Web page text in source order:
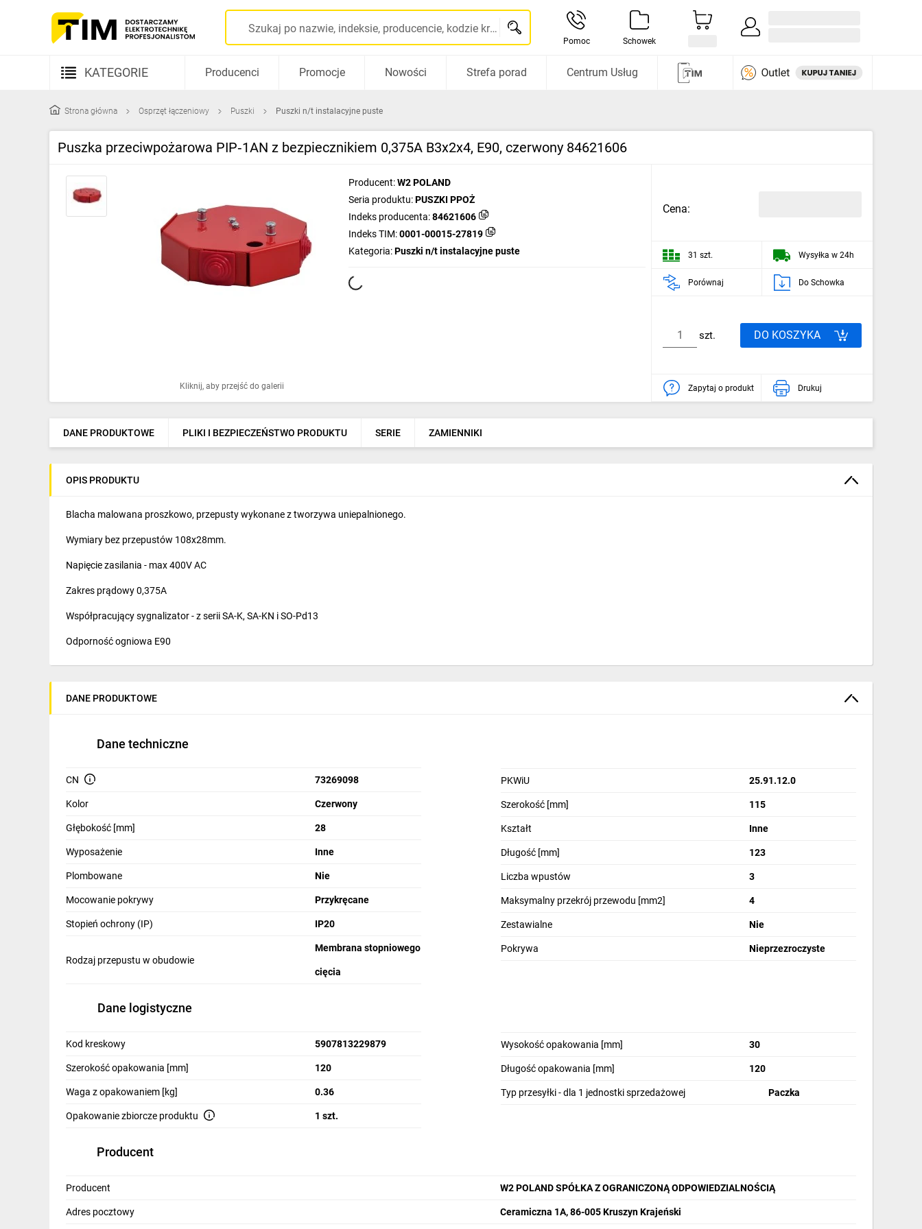
Szukaj po nazwie, indeksie, producencie, kodzie kreskowym...
Pomoc Schowek
KATEGORIE
Kable i przewody
Rozdzielnice i obudowy
Elementy prowadzenia kabli
Ogrzewanie
Elektronarzędzia i mierniki
Napędy elektryczne
Pneumatyka
Dom i ogród
Klimatyzacja
IT, GSM
Wentylacja i rekuperacja
Producenci Promocje Nowości Strefa porad Centrum Usług
Strona główna Osprzęt łączeniowy Puszki Puszki n/t instalacyjne puste
Puszka przeciwpożarowa PIP‑1AN z bezpiecznikiem 0,375A B3x2x4, E90, czerwony 84621606
Kliknij, aby przejść do galerii
Producent:W2 POLAND
Seria produktu:PUSZKI PPOŻ
Indeks producenta:84621606
Indeks TIM:0001-00015-27819
Kategoria:Puszki n/t instalacyjne puste
Cena:
31 szt. Wysyłka w 24h
Porównaj Do Schowka
szt. DO KOSZYKA
Zapytaj o produkt Drukuj
DANE PRODUKTOWE PLIKI I BEZPIECZEŃSTWO PRODUKTU SERIE ZAMIENNIKI
OPIS PRODUKTU
Blacha malowana proszkowo, przepusty wykonane z tworzywa uniepalnionego.
Wymiary bez przepustów 108x28mm.
Napięcie zasilania - max 400V AC
Zakres prądowy 0,375A
Współpracujący sygnalizator - z serii SA-K, SA-KN i SO-Pd13
Odporność ogniowa E90
DANE PRODUKTOWE
Dane techniczne
CN 73269098
Kolor Czerwony
Głębokość [mm] 28
Wyposażenie Inne
Plombowane Nie
Mocowanie pokrywy Przykręcane
Stopień ochrony (IP) IP20
Rodzaj przepustu w obudowie
Membrana stopniowego
cięcia
PKWiU 25.91.12.0
Szerokość [mm] 115
Kształt Inne
Długość [mm] 123
Liczba wpustów 3
Maksymalny przekrój przewodu [mm2] 4
Zestawialne Nie
Pokrywa Nieprzezroczyste
Dane logistyczne
Kod kreskowy 5907813229879
Szerokość opakowania [mm] 120
Waga z opakowaniem [kg] 0.36
Opakowanie zbiorcze produktu 1 szt.
Wysokość opakowania [mm] 30
Długość opakowania [mm] 120
Typ przesyłki - dla 1 jednostki sprzedażowej Paczka
Producent
Producent W2 POLAND SPÓŁKA Z OGRANICZONĄ ODPOWIEDZIALNOŚCIĄ
Adres pocztowy Ceramiczna 1A, 86-005 Kruszyn Krajeński